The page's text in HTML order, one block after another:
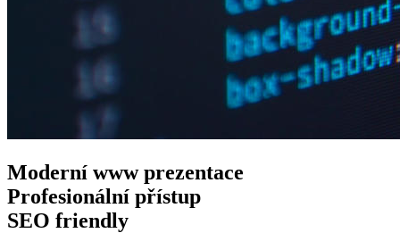
Moderní wwwprezentace
Profesionální přístup
SEO friendly